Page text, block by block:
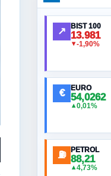
↗ BIST 100
13.981
▼-1,90%
€ EURO
54,0262
▲0,01%
⛽ PETROL
88,21
▲4,73%